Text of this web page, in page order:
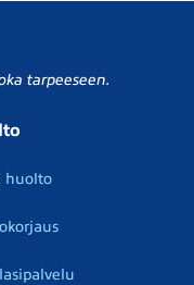
tarpeeseen.
huolto